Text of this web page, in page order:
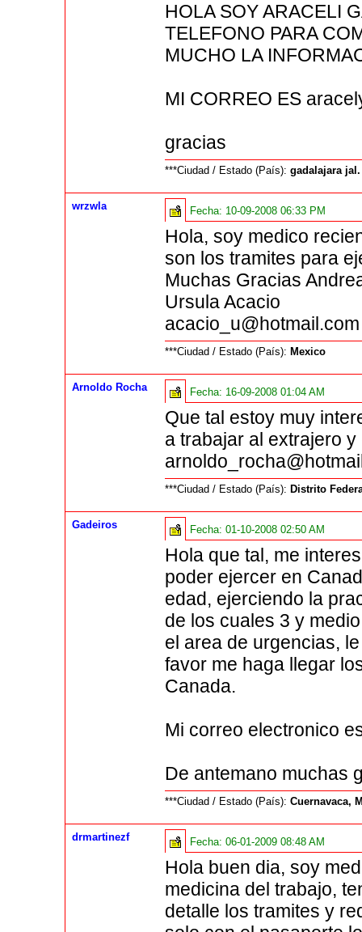
HOLA SOY ARACELI
TELEFONO PARA
MUCHO LA
MI CORREO ES
gracias
***Ciudad / Estado (País):gadalajara
wrzwla Fecha: 10-09-2008 06:33 PM
Hola, soy medico
son los tramites para
Muchas Gracias
Ursula Acacio
acacio_u@hotmail.com
***Ciudad / Estado (País): Mexico
Arnoldo Rocha Fecha: 16-09-2008 01:04 AM
Que tal estoy muy
a trabajar al extrajero
***Ciudad / Estado (País): Distrito
Gadeiros Fecha:01-10-2008 02:50 AM
Hola que tal, me
poder ejercer en
edad, ejerciendo la
de los cuales 3 y
el area de urgencias,
favor me haga llegar
Canada.
Mi correo electronico
De antemano muchas
***Ciudad / Estado (País):Cuernavaca,
drmartinezf Fecha:06-01-2009 08:48 AM
Hola buen dia, soy
medicina del trabajo,
detalle los tramites y